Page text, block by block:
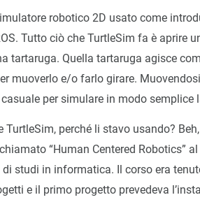
robotico 2D usato come
Tutto ciò che TurtleSim fa è aprire
tartaruga. Quella tartaruga agisce
muoverlo e/o farlo girare.
per simulare in modo semplice
TurtleSim, perché li stavo usando?
“Human Centered Robotics”
studi in informatica. Il corso era
e il primo progetto prevedeva